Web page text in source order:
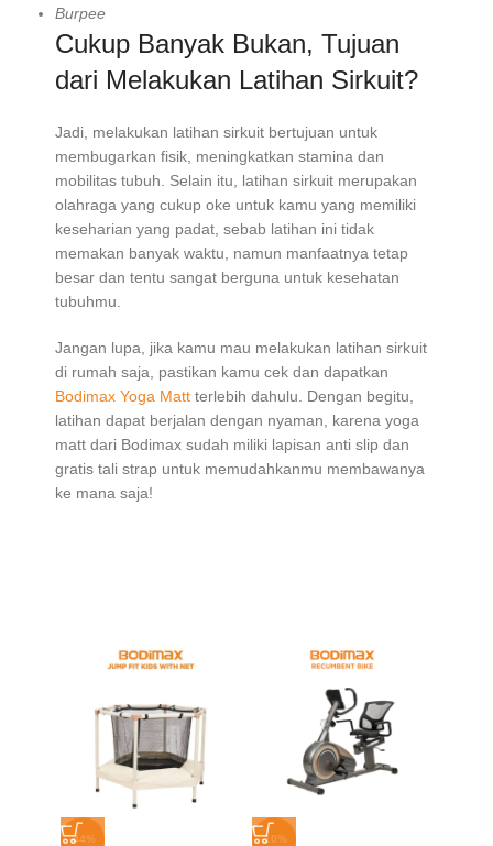
Burpee
Cukup Banyak Bukan, Tujuan
dari Melakukan Latihan Sirkuit?
Jadi, melakukan latihan sirkuit bertujuan untuk
membugarkan fisik, meningkatkan stamina dan
mobilitas tubuh. Selain itu, latihan sirkuit merupakan
olahraga yang cukup oke untuk kamu yang memiliki
keseharian yang padat, sebab latihan ini tidak
memakan banyak waktu, namun manfaatnya tetap
besar dan tentu sangat berguna untuk kesehatan
tubuhmu.
Jangan lupa, jika kamu mau melakukan latihan sirkuit
di rumah saja, pastikan kamu cek dan dapatkan
Bodimax Yoga Matt terlebih dahulu. Dengan begitu,
latihan dapat berjalan dengan nyaman, karena yoga
matt dari Bodimax sudah miliki lapisan anti slip dan
gratis tali strap untuk memudahkanmu membawanya
ke mana saja!
-44% -10%